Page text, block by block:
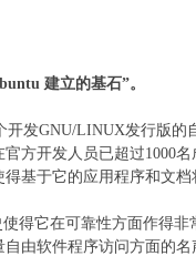
建立的基石”。
开发GNU/LINUX发行版的
官方开发人员已超过1000
得基于它的应用程序和文档
使得它在可靠性方面作得
自由软件程序访问方面的